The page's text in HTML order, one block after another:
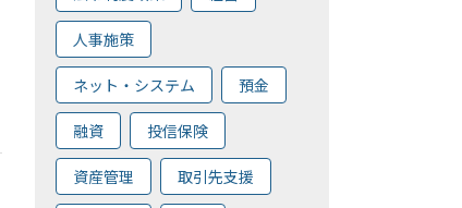
人事施策
ネット・システム 預金
融資 投信保険
資産管理 取引先支援